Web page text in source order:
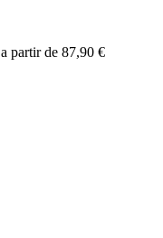
a partir de 87,90 €